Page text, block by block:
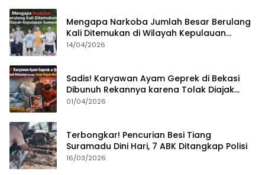
Mengapa Narkoba Jumlah Besar Berulang
Kali Ditemukan di Wilayah Kepulauan
Sumenep?
14/04/2026
Sadis! Karyawan Ayam Geprek di Bekasi
Dibunuh Rekannya karena Tolak Diajak
Merampok Majikan
01/04/2026
Terbongkar! Pencurian Besi Tiang
Suramadu Dini Hari, 7 ABK Ditangkap Polisi
16/03/2026